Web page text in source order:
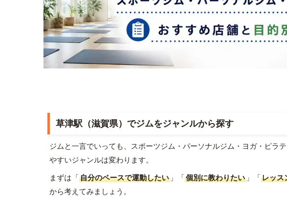
草津駅（滋賀県）でジムをジャンルから探す
ジムと一言でいっても、スポーツジム・パーソナルジム・ヨガ・ピラ
やすいジャンルは変わります。
まずは「自分のペースで運動したい 」「個別に教わりたい 」「レッス
から考えてみましょう。